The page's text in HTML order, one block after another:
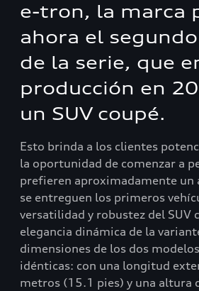
e-tron, la marca
ahora el
de la serie, que
producción en
un SUV coupé.
Esto brinda a los clientes
la oportunidad de comenzar a
prefieren aproximadamente un
se entreguen los primeros
versatilidad y robustez del SUV
elegancia dinámica de la
dimensiones de los dos
idénticas: con una longitud
metros (15.1 pies) y una altura